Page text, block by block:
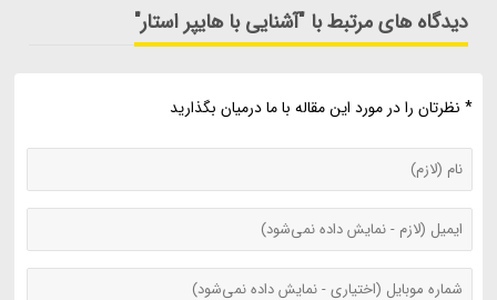
دیدگاه های مرتبط با "آشنایی با هایپر استار"
* نظرتان را در مورد این مقاله با ما درمیان بگذارید